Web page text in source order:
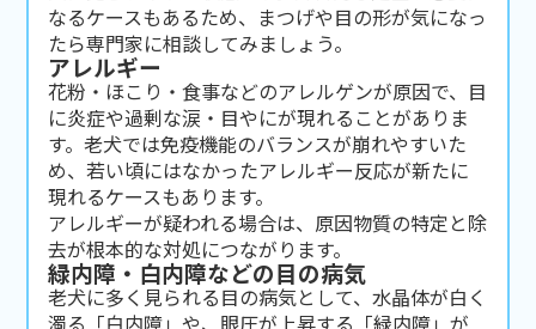
なるケースもあるため、まつげや目の形が気になっ
たら専門家に相談してみましょう。
アレルギー
花粉・ほこり・食事などのアレルゲンが原因で、目
に炎症や過剰な涙・目やにが現れることがありま
す。老犬では免疫機能のバランスが崩れやすいた
め、若い頃にはなかったアレルギー反応が新たに
現れるケースもあります。
アレルギーが疑われる場合は、原因物質の特定と除
去が根本的な対処につながります。
緑内障・白内障などの目の病気
老犬に多く見られる目の病気として、水晶体が白く
濁る「白内障」や、眼圧が上昇する「緑内障」が